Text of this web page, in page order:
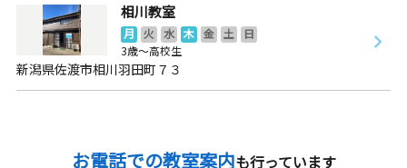
相川教室
月 火 水 木 金 土
日
3歳～高校生
新潟県佐渡市相川羽田町７３
お電話での教室案内も行っています